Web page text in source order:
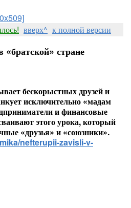
вверх^ к полной версии
«братской» стране
бескорыстных друзей и
исключительно «мадам
и финансовые
этого урока, который
«друзья» и «союзники».
nefterupii-zavisli-v-